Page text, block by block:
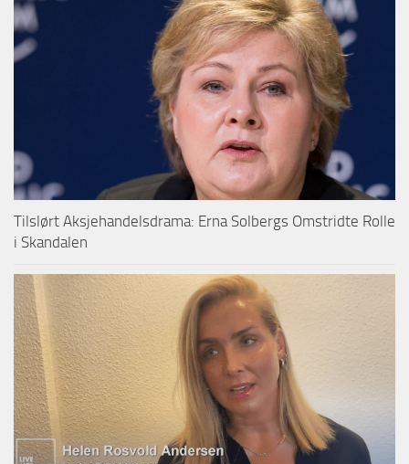
Tilslørt Aksjehandelsdrama: Erna Solbergs Omstridte Rolle
i Skandalen